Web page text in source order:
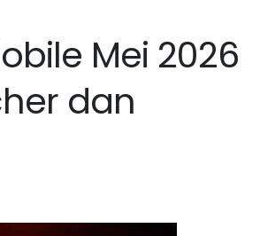
Mei 2026
dan